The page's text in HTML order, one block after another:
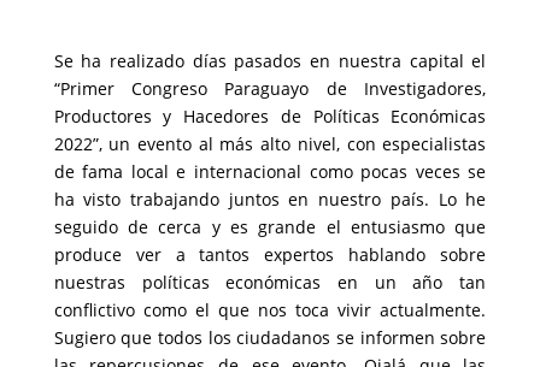
Se ha realizado días pasados en nuestra capital el
“Primer Congreso Paraguayo de Investigadores,
Productores y Hacedores de Políticas Económicas
2022”, un evento al más alto nivel, con especialistas
de fama local e internacional como pocas veces se
ha visto trabajando juntos en nuestro país. Lo he
seguido de cerca y es grande el entusiasmo que
produce ver a tantos expertos hablando sobre
nuestras políticas económicas en un año tan
conflictivo como el que nos toca vivir actualmente.
Sugiero que todos los ciudadanos se informen sobre